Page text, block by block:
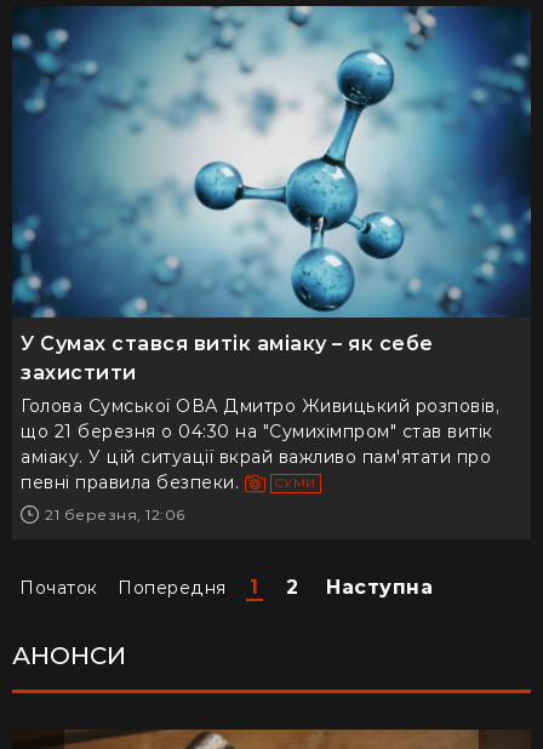
У Сумах стався витік аміаку – як себе
захистити
Голова Сумської ОВА Дмитро Живицький розповів,
що 21 березня о 04:30 на "Сумихімпром" став витік
аміаку. У цій ситуації вкрай важливо пам'ятати про
певні правила безпеки.
СУМИ
21 березня, 12:06
Початок Попередня 1 2 Наступна
АНОНСИ